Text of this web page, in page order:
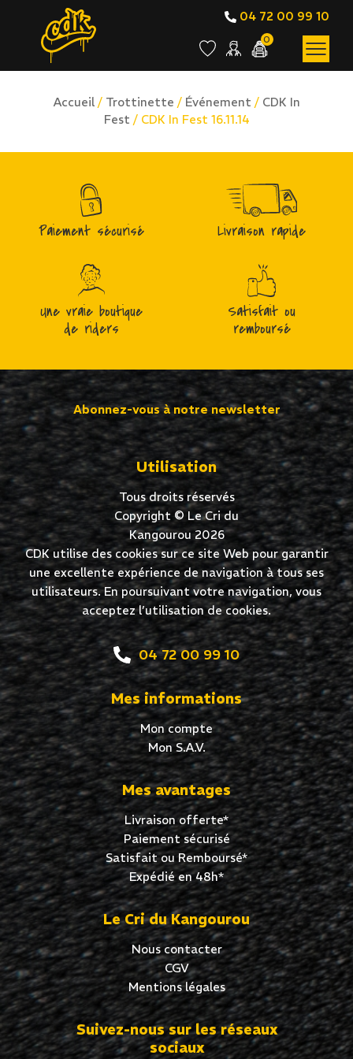
04 72 00 99 10
0
Accueil/ Trottinette / Événement / CDK In
Fest / CDK In Fest 16.11.14
Paiement sécurisé Livraison rapide
Une vraie boutique
de riders
Satisfait ou
remboursé
Abonnez-vous à notre newsletter
Utilisation
Tous droits réservés
Copyright © Le Cri du
Kangourou 2026
CDK utilise des cookies sur ce site Web pour garantir
une excellente expérience de navigation à tous ses
utilisateurs. En poursuivant votre navigation, vous
acceptez l’utilisation de cookies.
04 72 00 99 10
Mes informations
Mon compte
Mon S.A.V.
Mes avantages
Livraison offerte*
Paiement sécurisé
Satisfait ou Remboursé*
Expédié en 48h*
Le Cri du Kangourou
Nous contacter
CGV
Mentions légales
Suivez-nous sur les réseaux
sociaux